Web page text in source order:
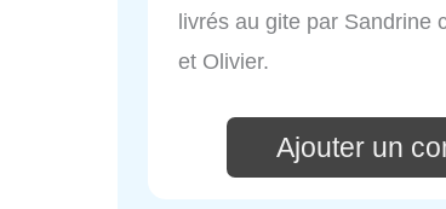
livrés au gite par Sandrine
et Olivier.
Ajouter un